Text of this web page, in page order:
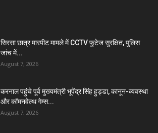
सिरसा छात्र मारपीट मामले में CCTV फुटेज सुरक्षित, पुलिस
जांच में...
August 7, 2026
करनाल पहुंचे पूर्व मुख्यमंत्री भूपेंद्र सिंह हुड्डा, कानून-व्यवस्था
और कॉमनवेल्थ गेम्स...
August 7, 2026